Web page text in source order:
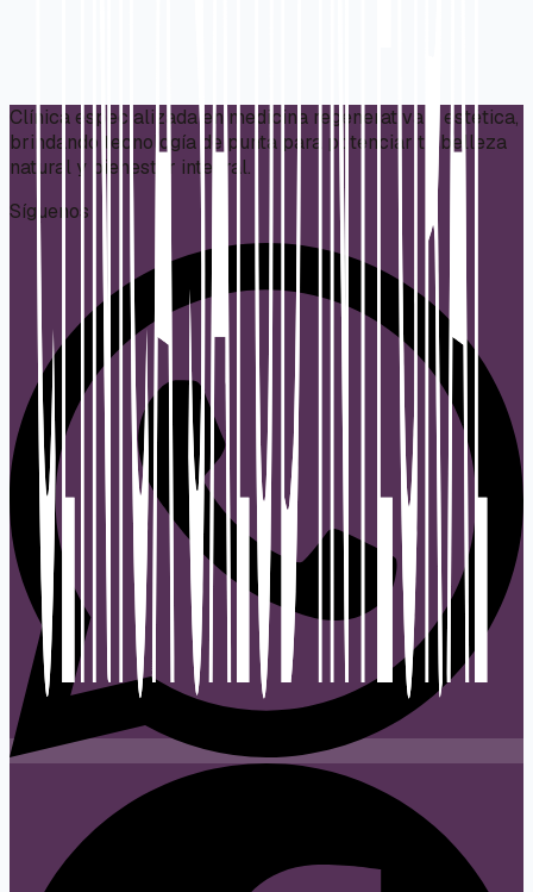
Clínica especializada en medicina regenerativa y estética,
brindando tecnología de punta para potenciar tu belleza
natural y bienestar integral.
Síguenos